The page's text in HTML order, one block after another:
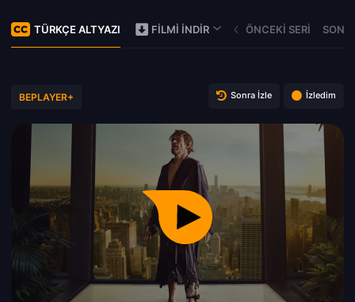
TÜRKÇE ALTYAZI FILMI İNDIR ÖNCEKI SERI
BEPLAYER+ Sonra İzle İzledim